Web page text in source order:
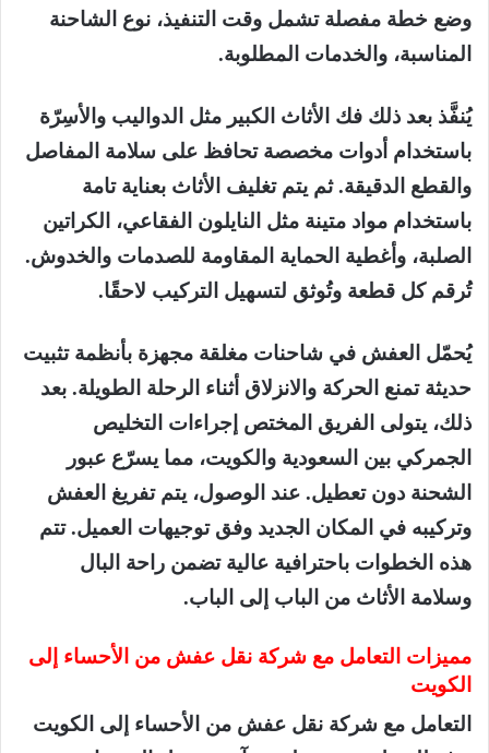
وضع خطة مفصلة تشمل وقت التنفيذ، نوع الشاحنة
المناسبة، والخدمات المطلوبة.
يُنفَّذ بعد ذلك فك الأثاث الكبير مثل الدواليب والأسِرّة
باستخدام أدوات مخصصة تحافظ على سلامة المفاصل
والقطع الدقيقة. ثم يتم تغليف الأثاث بعناية تامة
باستخدام مواد متينة مثل النايلون الفقاعي، الكراتين
الصلبة، وأغطية الحماية المقاومة للصدمات والخدوش.
تُرقم كل قطعة وتُوثق لتسهيل التركيب لاحقًا.
يُحمّل العفش في شاحنات مغلقة مجهزة بأنظمة تثبيت
حديثة تمنع الحركة والانزلاق أثناء الرحلة الطويلة. بعد
ذلك، يتولى الفريق المختص إجراءات التخليص
الجمركي بين السعودية والكويت، مما يسرّع عبور
الشحنة دون تعطيل. عند الوصول، يتم تفريغ العفش
وتركيبه في المكان الجديد وفق توجيهات العميل. تتم
هذه الخطوات باحترافية عالية تضمن راحة البال
وسلامة الأثاث من الباب إلى الباب.
مميزات التعامل مع شركة نقل عفش من الأحساء إلى
الكويت
التعامل مع شركة نقل عفش من الأحساء إلى الكويت